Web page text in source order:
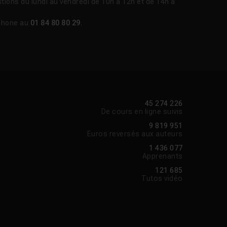
du lundi au vendredi de 10h à 12h et de 14h à
au 01 84 80 80 29.
45 274 226
De cours en ligne suivis
9 819 951
Euros reversés aux auteurs
1 436 077
Apprenants
121 685
Tutos vidéo